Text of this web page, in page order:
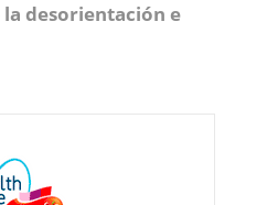
desorientación e